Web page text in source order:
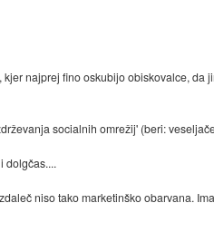
najprej fino oskubijo obiskovalce, da
socialnih omrežij' (beri:
dolgčas....
niso tako marketinško obarvana.